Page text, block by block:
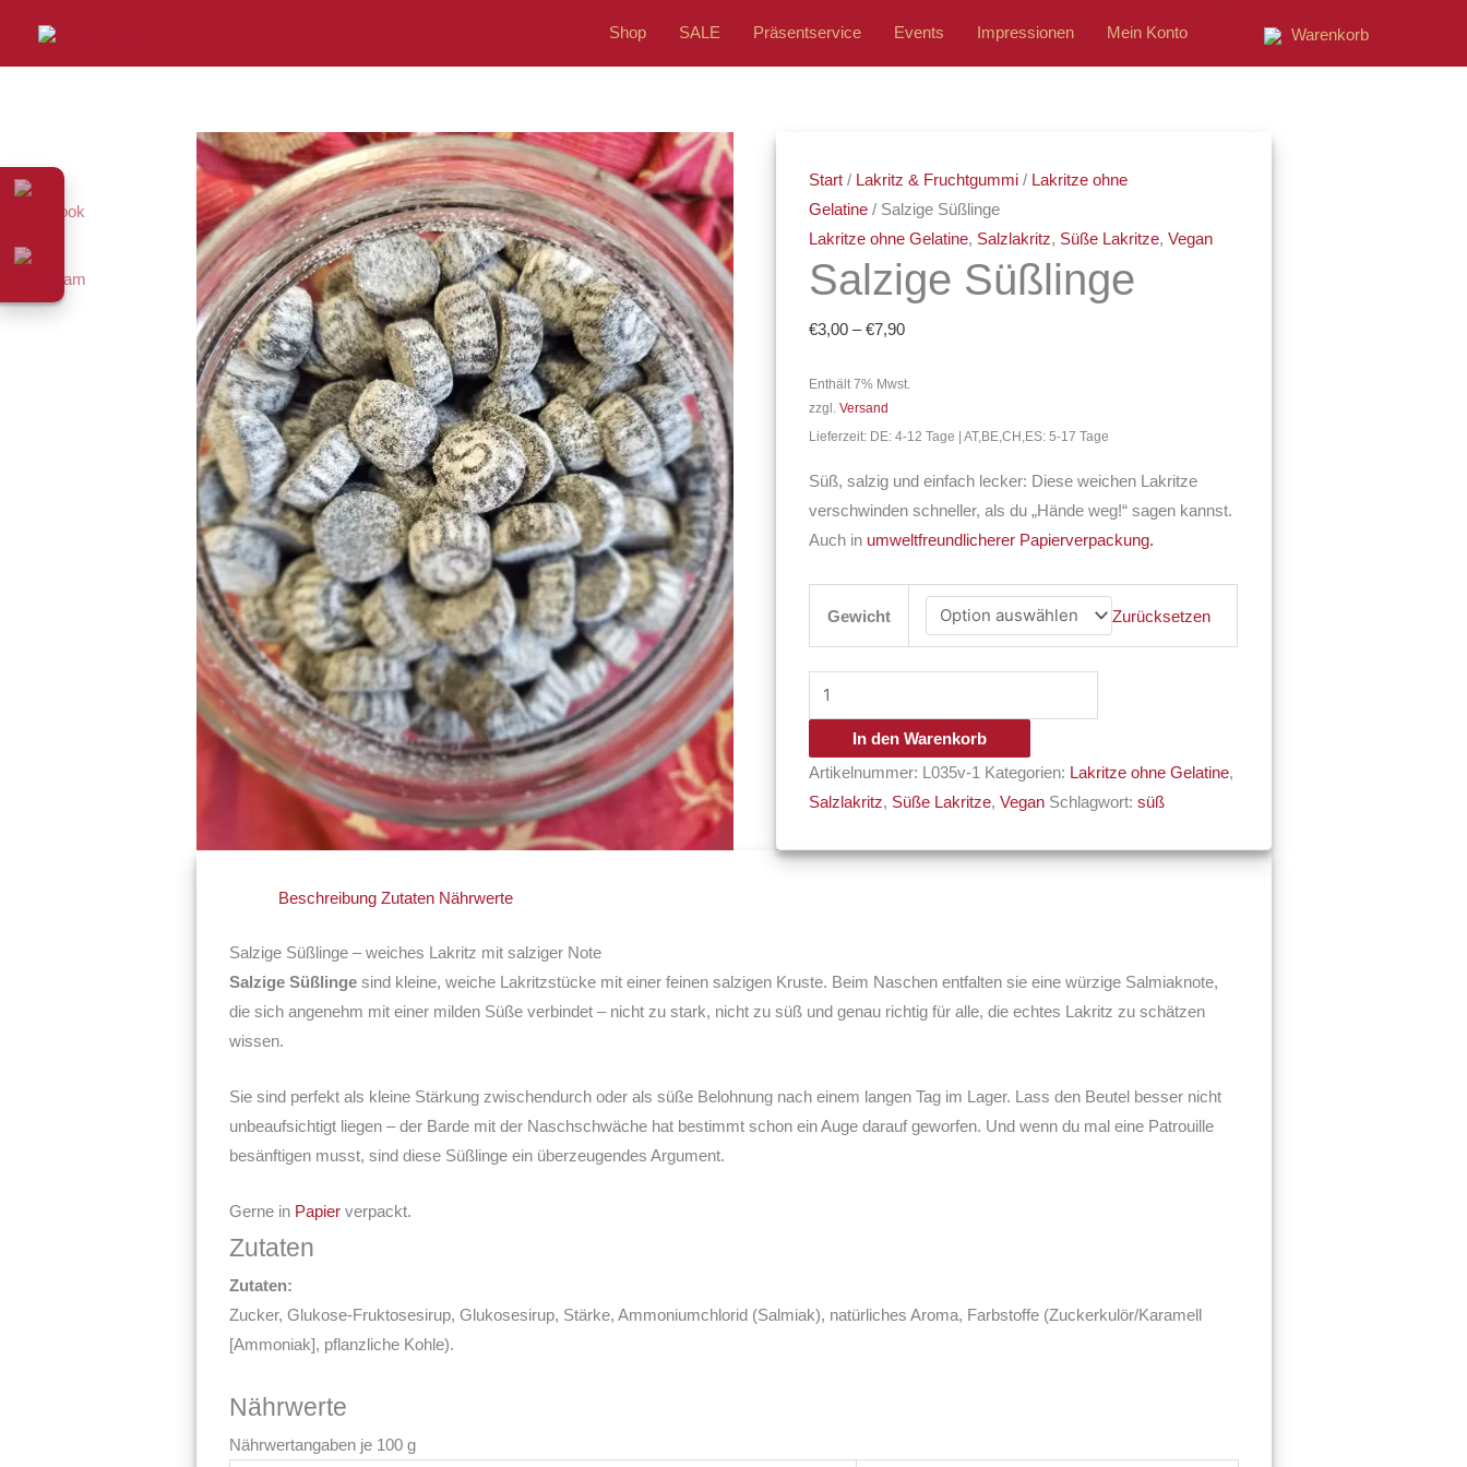
Shop SALE Präsentservice Events Impressionen Mein Konto Warenkorb
Start / Lakritz & Fruchtgummi / Lakritze ohne
Gelatine / Salzige Süßlinge
Lakritze ohne Gelatine, Salzlakritz, Süße Lakritze,Vegan
Salzige Süßlinge
€3,00 –€7,90
€3,00
bis
€7,90
Enthält 7% Mwst.
zzgl.Versand
Lieferzeit: DE: 4-12 Tage | AT,BE,CH,ES: 5-17 Tage
Süß, salzig und einfach lecker: Diese weichen Lakritze
verschwinden schneller, als du „Hände weg!“ sagen kannst.
Auch in umweltfreundlicherer Papierverpackung.
Gewicht Zurücksetzen
Süßlinge
Menge
In den Warenkorb
Artikelnummer: L035v-1 Kategorien: Lakritze ohne Gelatine,
Salzlakritz, Süße Lakritze,Vegan Schlagwort:süß
Beschreibung Zutaten Nährwerte
Salzige Süßlinge – weiches Lakritz mit salziger Note
Salzige Süßlingesind kleine, weiche Lakritzstücke mit einer feinen salzigen Kruste. Beim Naschen entfalten sie eine würzige Salmiaknote,
die sich angenehm mit einer milden Süße verbindet – nicht zu stark, nicht zu süß und genau richtig für alle, die echtes Lakritz zu schätzen
wissen.
Sie sind perfekt als kleine Stärkung zwischendurch oder als süße Belohnung nach einem langen Tag im Lager. Lass den Beutel besser nicht
unbeaufsichtigt liegen – der Barde mit der Naschschwäche hat bestimmt schon ein Auge darauf geworfen. Und wenn du mal eine Patrouille
besänftigen musst, sind diese Süßlinge ein überzeugendes Argument.
Gerne in Papierverpackt.
Zutaten
Zutaten:
Zucker, Glukose-Fruktosesirup, Glukosesirup, Stärke, Ammoniumchlorid (Salmiak), natürliches Aroma, Farbstoffe (Zuckerkulör/Karamell
[Ammoniak], pflanzliche Kohle).
Nährwerte
Nährwertangaben je 100 g